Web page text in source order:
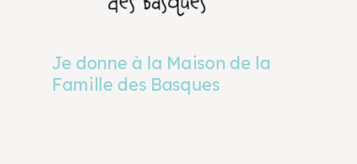
Je donne à la Maison de la
Famille des Basques